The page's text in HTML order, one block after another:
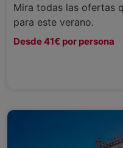
Mira todas las ofertas
para este verano.
Desde 41€ por persona